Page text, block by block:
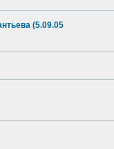
(5.09.05